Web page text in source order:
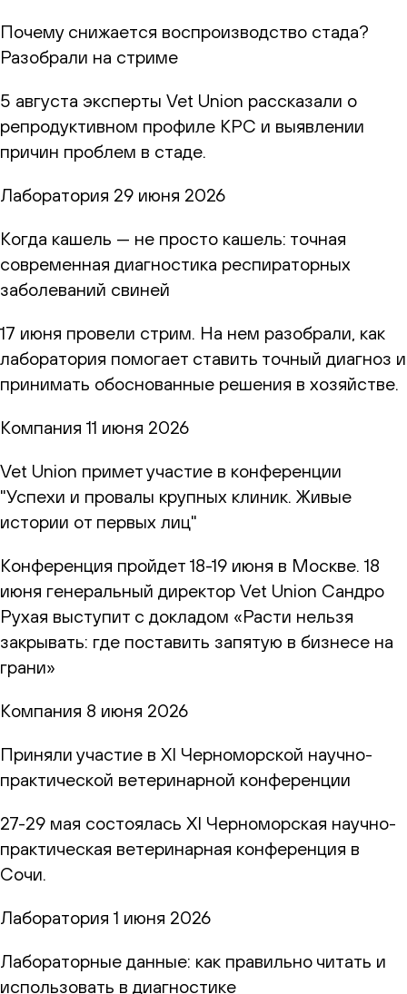
Почему снижается воспроизводство стада?
Разобрали на стриме
5 августа эксперты Vet Union рассказали о
репродуктивном профиле КРС и выявлении
причин проблем в стаде.
Лаборатория 29 июня 2026
Когда кашель — не просто кашель: точная
современная диагностика респираторных
заболеваний свиней
17 июня провели стрим. На нем разобрали, как
лаборатория помогает ставить точный диагноз и
принимать обоснованные решения в хозяйстве.
Компания 11 июня 2026
Vet Union примет участие в конференции
"Успехи и провалы крупных клиник. Живые
истории от первых лиц"
Конференция пройдет 18-19 июня в Москве. 18
июня генеральный директор Vet Union Сандро
Рухая выступит с докладом «Расти нельзя
закрывать: где поставить запятую в бизнесе на
грани»
Компания 8 июня 2026
Приняли участие в XI Черноморской научно-
практической ветеринарной конференции
27-29 мая состоялась XI Черноморская научно-
практическая ветеринарная конференция в
Сочи.
Лаборатория 1 июня 2026
Лабораторные данные: как правильно читать и
использовать в диагностике